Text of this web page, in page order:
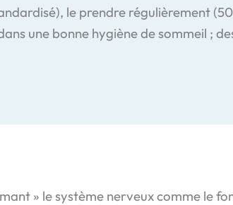
le prendre régulièrement
une bonne hygiène de sommeil ;
» le système nerveux comme le